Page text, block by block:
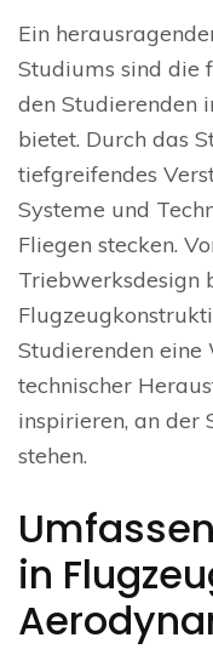
Ein
Studiums sind die
den Studierenden
bietet. Durch das
tiefgreifendes
Systeme und
Fliegen stecken.
Triebwerksdesign
Studierenden eine
technischer
inspirieren, an der
stehen.
in